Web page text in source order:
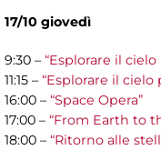
17/10 giovedì
9:30 – “Esplorare il
11:15 – “Esplorare il cielo
16:00 – “Space Opera”
17:00 – “From Earth to
18:00 – “Ritorno alle